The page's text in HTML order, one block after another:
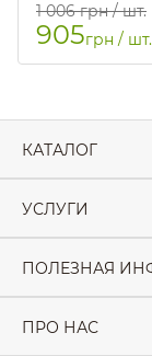
1 006 грн / шт.
905грн / шт.
КАТАЛОГ
УСЛУГИ
ПОЛЕЗНАЯ
ПРО НАС